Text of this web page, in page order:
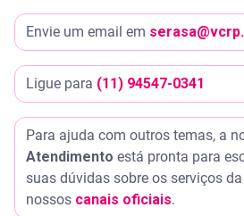
Envie um email em
Ligue para (11) 94547-0341
Para ajuda com outros temas, a
Atendimento está pronta para
suas dúvidas sobre os serviços
nossos canais oficiais.